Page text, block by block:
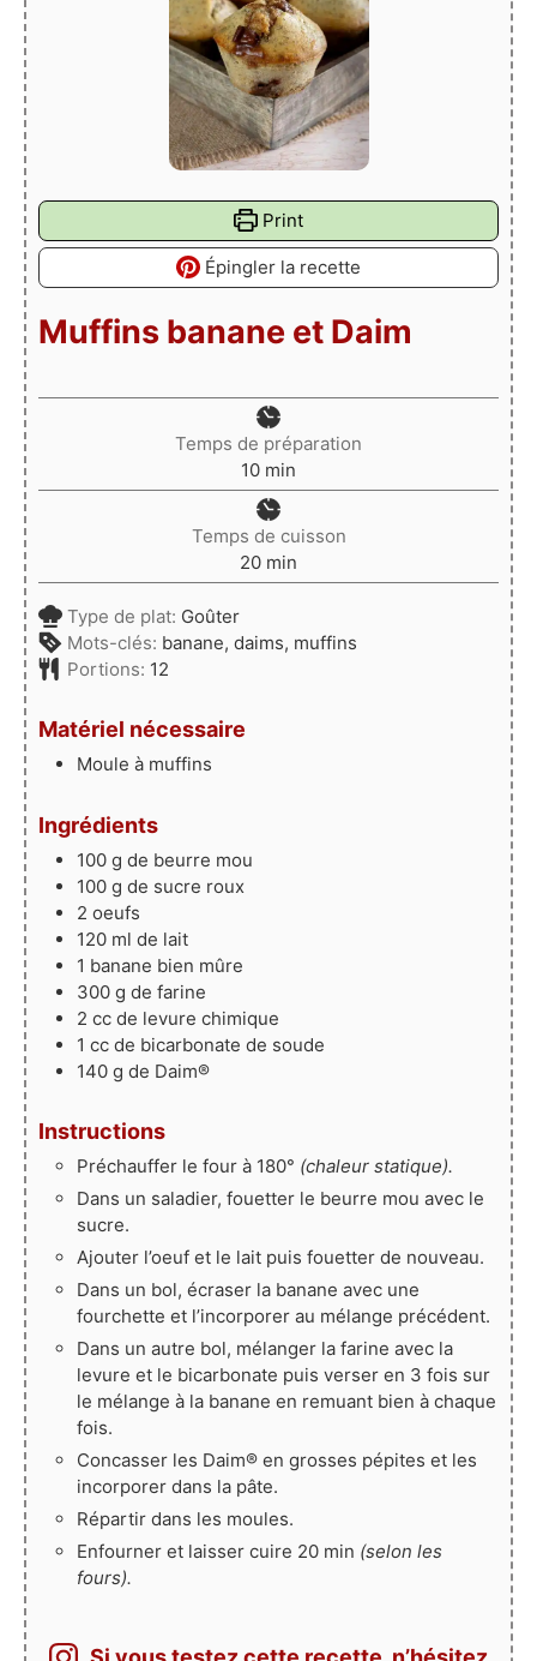
Print
Épingler la recette
Muffins banane et Daim
Temps de préparation
10minutes
min
Temps de cuisson
20minutes
min
Type de plat: Goûter
Mots-clés: banane, daims, muffins
Portions: 12
Matériel nécessaire
Moule à muffins
Ingrédients
100 g de beurre mou
100 g de sucre roux
2 oeufs
120 ml de lait
1 banane bien mûre
300 g de farine
2 cc de levure chimique
1 cc de bicarbonate de soude
140 g de Daim®
Instructions
Préchauffer le four à 180° (chaleur statique).
Dans un saladier, fouetter le beurre mou avec le
sucre.
Ajouter l’oeuf et le lait puis fouetter de nouveau.
Dans un bol, écraser la banane avec une
fourchette et l’incorporer au mélange précédent.
Dans un autre bol, mélanger la farine avec la
levure et le bicarbonate puis verser en 3 fois sur
le mélange à la banane en remuant bien à chaque
fois.
Concasser les Daim® en grosses pépites et les
incorporer dans la pâte.
Répartir dans les moules.
Enfourner et laisser cuire 20 min (selon les
fours).